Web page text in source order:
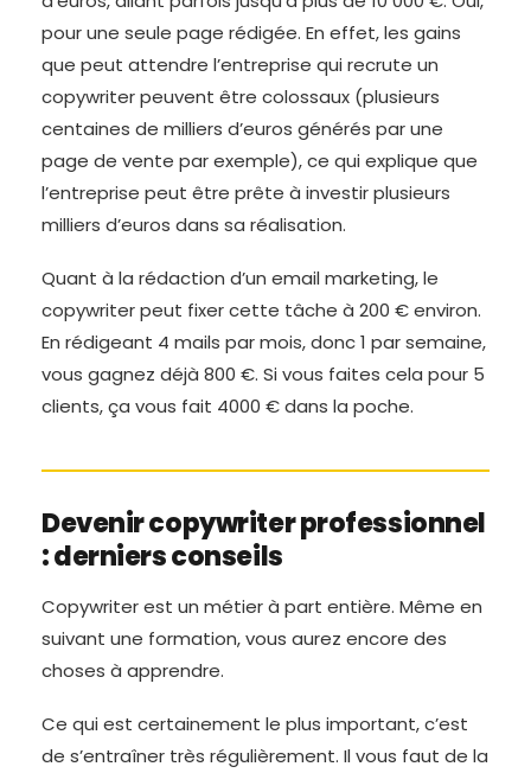
pour une seule page rédigée. En effet, les gains
que peut attendre l’entreprise qui recrute un
copywriter peuvent être colossaux (plusieurs
centaines de milliers d’euros générés par une
page de vente par exemple), ce qui explique que
l’entreprise peut être prête à investir plusieurs
milliers d’euros dans sa réalisation.
Quant à la rédaction d’un email marketing, le
copywriter peut fixer cette tâche à 200 € environ.
En rédigeant 4 mails par mois, donc 1 par semaine,
vous gagnez déjà 800 €. Si vous faites cela pour 5
clients, ça vous fait 4000 € dans la poche.
Devenir copywriter professionnel
: derniers conseils
Copywriter est un métier à part entière. Même en
suivant une formation, vous aurez encore des
choses à apprendre.
Ce qui est certainement le plus important, c’est
de s’entraîner très régulièrement. Il vous faut de la